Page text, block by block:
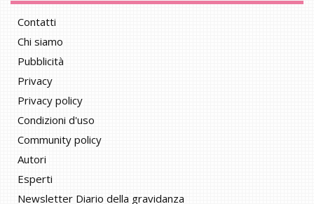
Contatti
Chi siamo
Pubblicità
Privacy
Privacy policy
Condizioni d'uso
Community policy
Autori
Esperti
Newsletter Diario della gravidanza